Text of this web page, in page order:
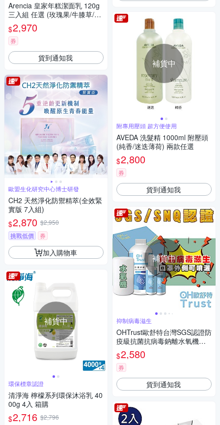
Arencia 皇家年糕潔面乳 120g
三入組 任選 (玫瑰果/牛膝草/綠
意清新)
$2,970
券
貨到通知我
歐盟生化研究中心博士研發
CH2 天然淨化防禦精萃(全效緊
實版 7入組)
$2,870 $2,950
挑戰低價
券
加入購物車
補貨中
環保標章認證
清淨海 檸檬系列環保沐浴乳 40
00g 4入 箱購
$2,716 $2,796
補貨中
附專用壓頭 超方便使用
AVEDA 洗髮精 1000ml 附壓頭
(純香/迷迭薄荷) 兩款任選
$2,800
券
貨到通知我
補貨中
抑制病毒滋生
OHTrust歐舒特台灣SGS認證防
疫級抗菌抗病毒鈉離水氧機禮
盒A款
$2,580
券
貨到通知我